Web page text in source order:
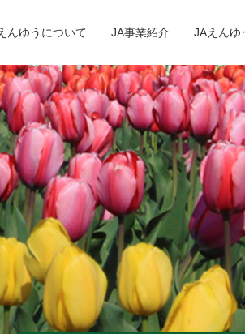
んゆうについて JA事業紹介 JAえんゆ